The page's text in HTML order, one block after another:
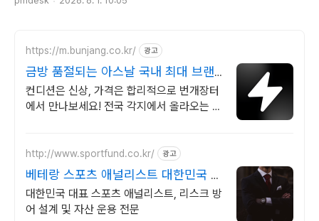
https://m.bunjang.co.kr/ 광고
금방 품절되는 아스날 국내 최대 브랜
드 중고거래
컨디션은 신상, 가격은 합리적으로 번개장터
에서 만나보세요! 전국 각지에서 올라오는 전
http://www.sportfund.co.kr/ 광고
베테랑 스포츠 애널리스트 대한민국 1
순위 전력 분석가
대한민국 대표 스포츠 애널리스트, 리스크 방
어 설계 및 자산 운용 전문